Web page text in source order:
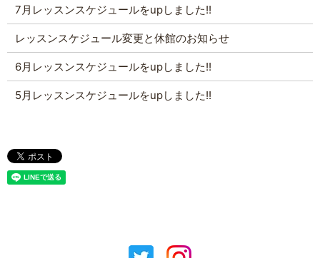
7月レッスンスケジュールをupしました!!
レッスンスケジュール変更と休館のお知らせ
6月レッスンスケジュールをupしました!!
5月レッスンスケジュールをupしました!!